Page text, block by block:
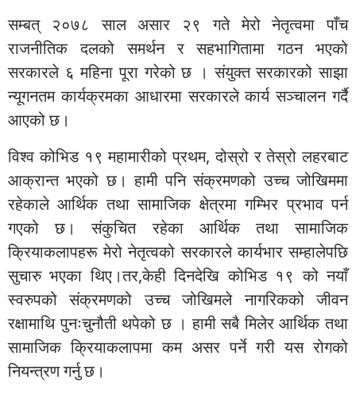
सम्बत् २०७८ साल असार २९ गते मेरो नेतृत्वमा पाँच
राजनीतिक दलको समर्थन र सहभागितामा गठन भएको
सरकारले ६ महिना पूरा गरेको छ । संयुक्त सरकारको साझा
न्यूगनतम कार्यक्रमका आधारमा सरकारले कार्य सञ्चालन गर्दै
आएको छ।
विश्व कोभिड १९ महामारीको प्रथम, दोस्रो र तेस्रो लहरबाट
आक्रान्त भएको छ। हामी पनि संक्रमणको उच्च जोखिममा
रहेकाले आर्थिक तथा सामाजिक क्षेत्रमा गम्भिर प्रभाव पर्न
गएको छ। संकुचित रहेका आर्थिक तथा सामाजिक
क्रियाकलापहरू मेरो नेतृत्वको सरकारले कार्यभार सम्हालेपछि
सुचारु भएका थिए।तर,केही दिनदेखि कोभिड १९ को नयाँ
स्वरुपको संक्रमणको उच्च जोखिमले नागरिकको जीवन
रक्षामाथि पुनःचुनौती थपेको छ । हामी सबै मिलेर आर्थिक तथा
सामाजिक क्रियाकलापमा कम असर पर्ने गरी यस रोगको
नियन्त्रण गर्नु छ।